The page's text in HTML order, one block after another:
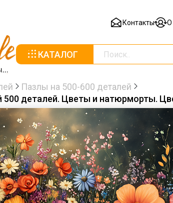
Контакты О
КАТАЛОГ
Пазлы на 500-600 деталей
500 деталей. Цветы и натюрморты.